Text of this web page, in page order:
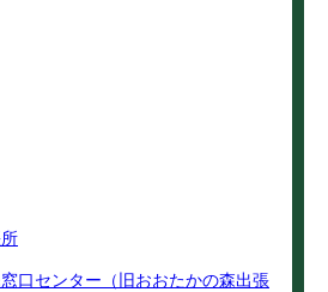
口センター（旧おおたかの森出張